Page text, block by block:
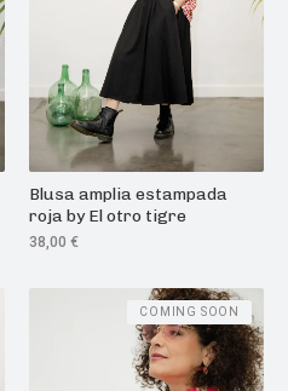
Blusa amplia estampada
roja by El otro tigre
38,00 €
COMING SOON